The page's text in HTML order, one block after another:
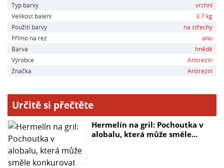
Hlavní parametry:
- Odstín: břidlice
- Vzhled: homogenní pigmentovaná viskózní kapalina
- Hustota: cca 1,4 – 1,6 g/cm³ při 20°C
- Schnutí nátěru: do 4 hodin jedna vrstva nátěru při
20±2°C, 50% vlhkosti
- Aplikace: štětcem, válečkem nebo stříkáním
- Ředidlo: voda
- Skladovatelnost: 2 roky při +5°C až 25°C
- Bezpečnostní opatření: není hořlavá kapalina, nesmí
zmrznout
Typ barvy
vrchní
Velikost balení
3.7 kg
Použití barvy
na střechy
Přímo na rez
ano
Barva
hnědé
Výrobce
Antirezin
Značka
Antirezin
Určitě si přečtěte
Hermelín na gril: Pochoutka v
alobalu, která může směle...